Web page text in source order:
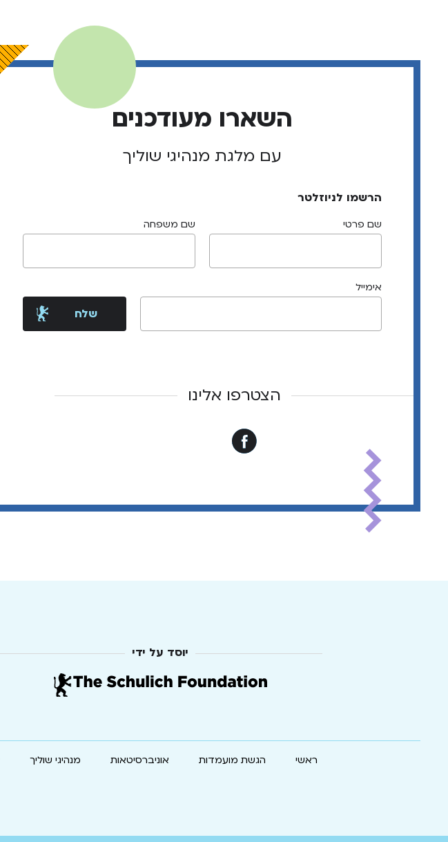
השארו מעודכנים
עם מלגת מנהיגי שוליך
הרשמו לניוזלטר
שם פרטי שם משפחה
אימייל
הצטרפו אלינו
יוסד על ידי
ראשי הגשת מועמדות אוניברסיטאות מנהיגי שוליך